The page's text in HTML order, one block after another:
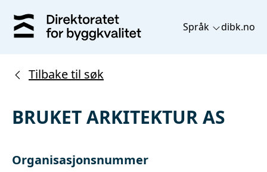
Språk dibk.no
Tilbake til søk
BRUKET ARKITEKTUR AS
Organisasjonsnummer